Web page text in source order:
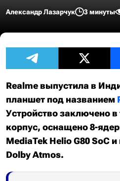
Александр Лазарчук 3 минуты
Realme выпустила в
планшет под названием
Устройство заключено в
корпус, оснащено 8-
MediaTek Helio G80 SoC
Dolby Atmos.